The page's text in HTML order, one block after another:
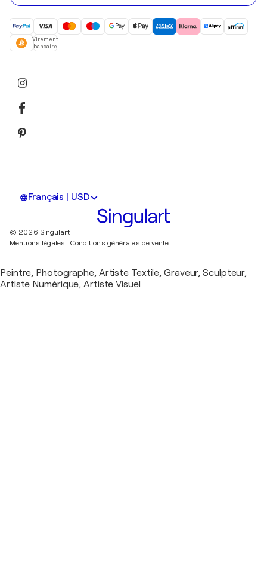
Virement
bancaire
Français | USD
© 2026 Singulart
Mentions légales. Conditions générales de vente
Peintre, Photographe, Artiste Textile, Graveur, Sculpteur,
Artiste Numérique, Artiste Visuel